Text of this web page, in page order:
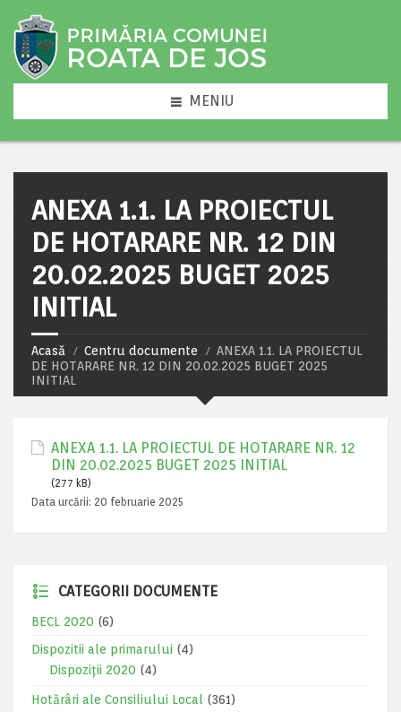
MENIU
ANEXA 1.1. LA PROIECTUL
DE HOTARARE NR. 12 DIN
20.02.2025 BUGET 2025
INITIAL
Acasă Centru documente
ANEXA 1.1. LA PROIECTUL
DE HOTARARE NR. 12 DIN 20.02.2025 BUGET 2025
INITIAL
ANEXA 1.1. LA PROIECTUL DE HOTARARE NR. 12
DIN 20.02.2025 BUGET 2025 INITIAL
(277 kB)
Data urcării: 20 februarie 2025
CATEGORII DOCUMENTE
BECL 2020 (6)
Dispozitii ale primarului (4)
Dispoziții 2020 (4)
Hotărâri ale Consiliului Local
(361)